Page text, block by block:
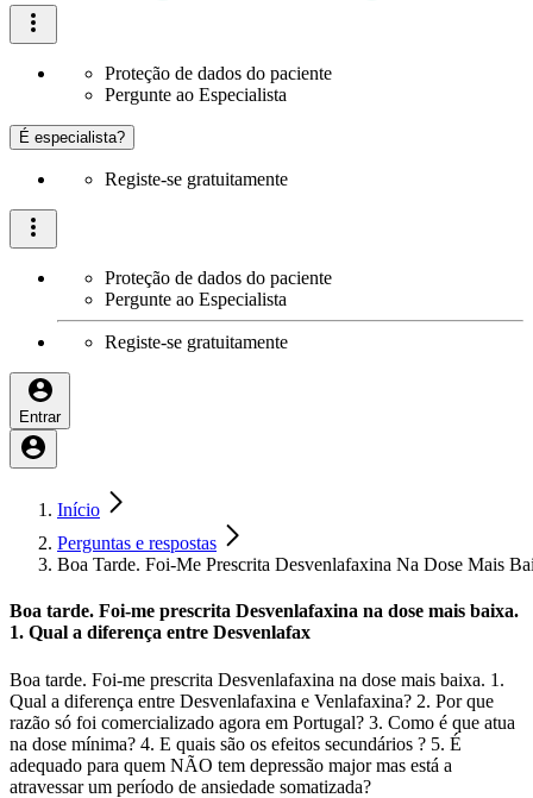
Proteção de dados do paciente
Pergunte ao Especialista
É especialista?
Registe-se gratuitamente
Proteção de dados do paciente
Pergunte ao Especialista
Registe-se gratuitamente
Entrar
Início
Perguntas e respostas
Boa Tarde. Foi-Me Prescrita Desvenlafaxina Na Dose Mais
Boa tarde. Foi-me prescrita Desvenlafaxina na dose mais baixa.
1. Qual a diferença entre Desvenlafax
Boa tarde. Foi-me prescrita Desvenlafaxina na dose mais baixa. 1.
Qual a diferença entre Desvenlafaxina e Venlafaxina? 2. Por que
razão só foi comercializado agora em Portugal? 3. Como é que atua
na dose mínima? 4. E quais são os efeitos secundários ? 5. É
adequado para quem NÃO tem depressão major mas está a
atravessar um período de ansiedade somatizada?